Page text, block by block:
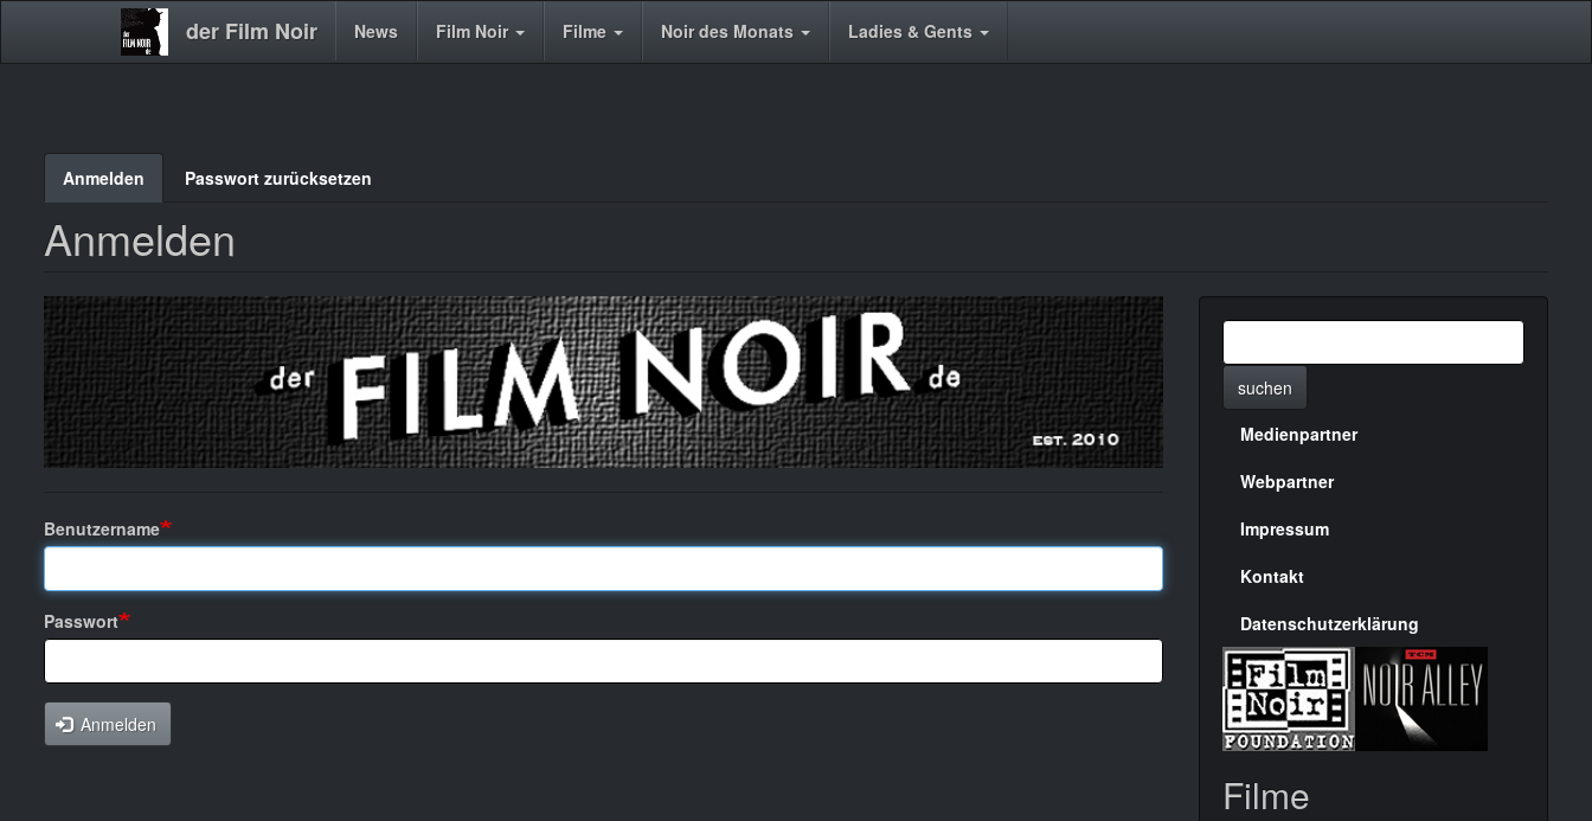
der Film Noir
Main News Film Noir Filme Noir des Monats Ladies & Gents
Primary
tabs
Anmelden Passwort zurücksetzen
Anmelden
Benutzername
Passwort
Anmelden
suchen
Menülinks
rechte
Seite
Medienpartner
Webpartner
Impressum
Kontakt
Datenschutzerklärung
Filme